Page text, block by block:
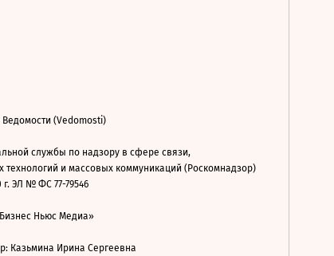
(Vedomosti)
службы по надзору в сфере связи,
и массовых коммуникаций (Роскомнадзор)
г. ЭЛ № ФС 77-79546
Ньюс Медиа»
Казьмина Ирина Сергеевна